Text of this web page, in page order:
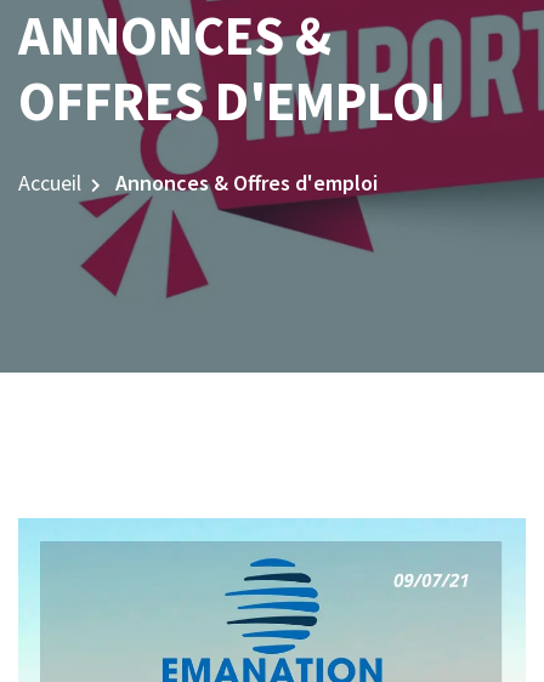
ANNONCES &
OFFRES D'EMPLOI
Accueil Annonces & Offres d'emploi